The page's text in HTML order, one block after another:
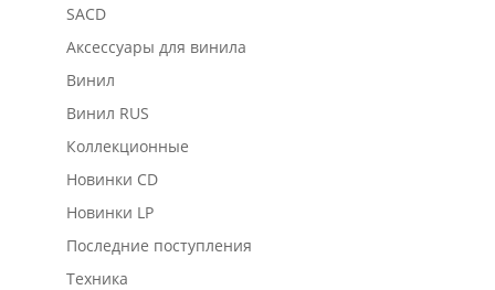
SACD
Аксессуары для винила
Винил
Винил RUS
Коллекционные
Новинки CD
Новинки LP
Последние поступления
Техника